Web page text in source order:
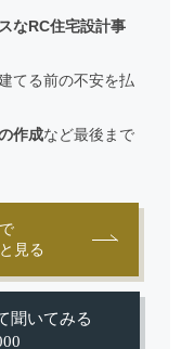
なRC住宅設計事
てる前の不安を払
作成など最後まで
見る
聞いてみる